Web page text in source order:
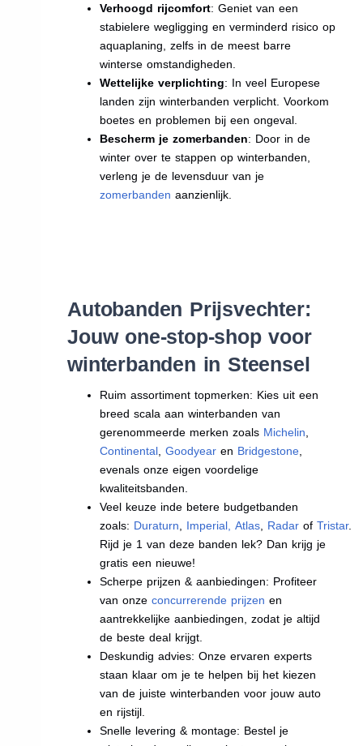
Verhoogd rijcomfort: Geniet van een
stabielere wegligging en verminderd risico op
aquaplaning, zelfs in de meest barre
winterse omstandigheden.
Wettelijke verplichting: In veel Europese
landen zijn winterbanden verplicht. Voorkom
boetes en problemen bij een ongeval.
Bescherm je zomerbanden: Door in de
winter over te stappen op winterbanden,
verleng je de levensduur van je
zomerbanden aanzienlijk.
Autobanden Prijsvechter:
Jouw one-stop-shop voor
winterbanden in Steensel
Ruim assortiment topmerken: Kies uit een
breed scala aan winterbanden van
gerenommeerde merken zoals Michelin
Continental ,Goodyear en Bridgestone
evenals onze eigen voordelige
kwaliteitsbanden.
Veel keuze inde betere budgetbanden
zoals: Duraturn Imperial Atlas Radar ofTristar.
Rijd je 1 van deze banden lek? Dan krijg je
gratis een nieuwe!
Scherpe prijzen & aanbiedingen: Profiteer
van onzeconcurrerende prijzen en
aantrekkelijke aanbiedingen, zodat je altijd
de beste deal krijgt.
Deskundig advies: Onze ervaren experts
staan klaar om je te helpen bij het kiezen
van de juiste winterbanden voor jouw auto
en rijstijl.
Snelle levering & montage: Bestel je